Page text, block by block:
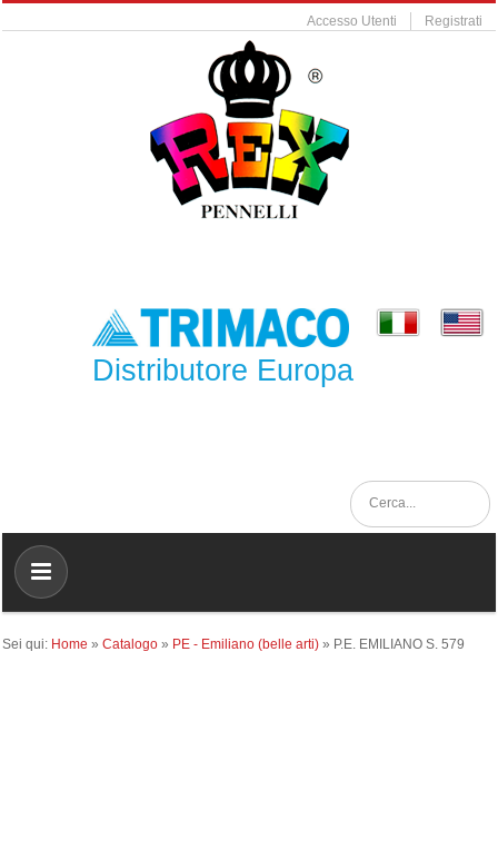
Accesso Utenti Registrati
Distributore Europa
Sei qui: Home » Catalogo » PE - Emiliano (belle arti) » P.E. EMILIANO S. 579